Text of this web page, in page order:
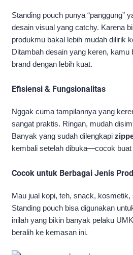
Standing pouch punya “panggung”
desain visual yang catchy. Karena
produkmu bakal lebih mudah dilirik
Ditambah desain yang keren, kamu
brand dengan lebih kuat.
Efisiensi & Fungsionalitas
Nggak cuma tampilannya yang
sangat praktis. Ringan, mudah
Banyak yang sudah dilengkapi
kembali setelah dibuka—cocok
Cocok untuk Berbagai Jenis
Mau jual kopi, teh, snack, kosmetik,
Standing pouch bisa digunakan
inilah yang bikin banyak pelaku
beralih ke kemasan ini.